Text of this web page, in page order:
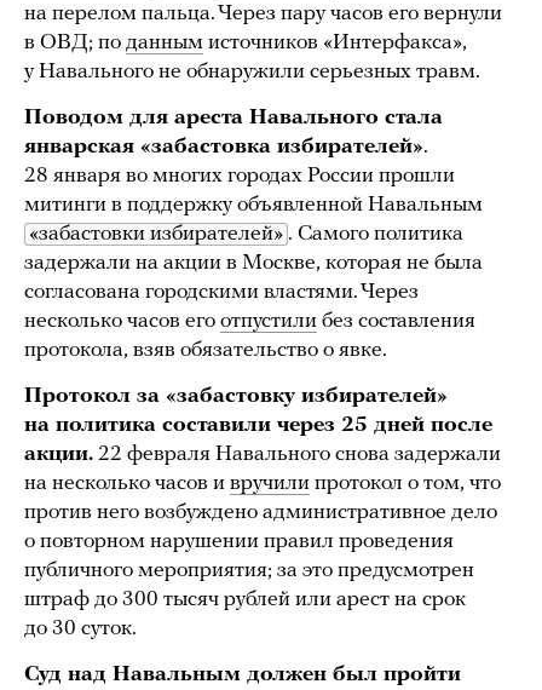
на перелом пальца. Через пару часов его вернули
в ОВД; по данным источников «Интерфакса»,
у Навального не обнаружили серьезных травм.
Поводом для ареста Навального стала
январская «забастовка избирателей».
28 января во многих городах России прошли
митинги в поддержку объявленной Навальным
«забастовки избирателей» . Самого политика
задержали на акции в Москве, которая не была
согласована городскими властями. Через
несколько часов его отпустили без составления
протокола, взяв обязательство о явке.
Протокол за «забастовку избирателей»
на политика составили через 25 дней после
акции. 22 февраля Навального снова задержали
на несколько часов и вручили протокол о том, что
против него возбуждено административное дело
о повторном нарушении правил проведения
публичного мероприятия; за это предусмотрен
штраф до 300 тысяч рублей или арест на срок
до 30 суток.
Суд над Навальным должен был пройти